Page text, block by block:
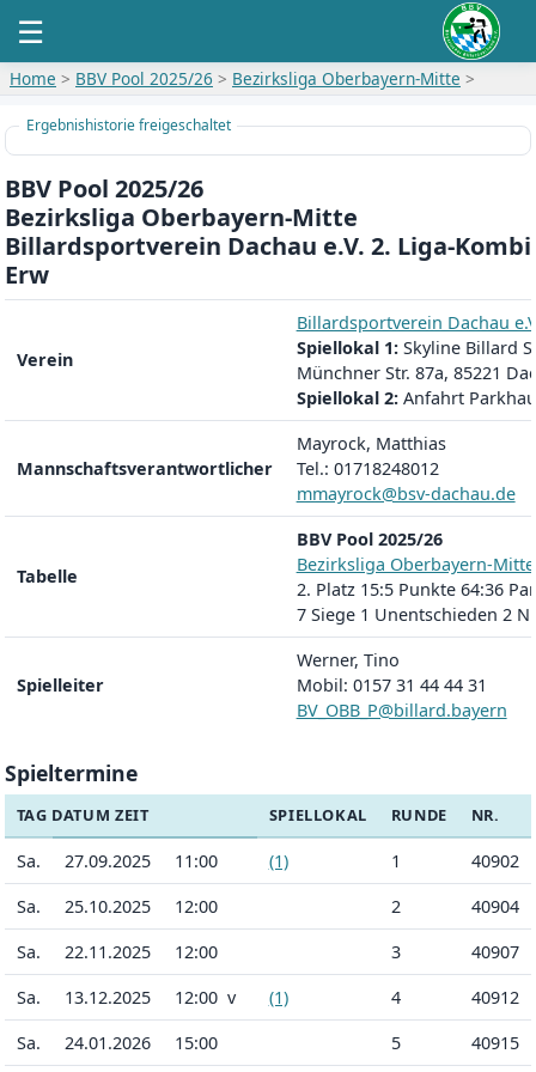
☰
Home > BBV Pool 2025/26 > Bezirksliga Oberbayern-Mitte >
Ergebnishistorie freigeschaltet
BBV Pool 2025/26
Bezirksliga Oberbayern-Mitte
Billardsportverein Dachau e.V. 2. Liga-Kombi
Erw
Verein
Billardsportverein Dachau
Spiellokal 1:Skyline Billard
Münchner Str. 87a, 85221
Spiellokal 2:Anfahrt
Mannschaftsverantwortlicher
Mayrock, Matthias
Tel.: 01718248012
mmayrock@bsv-dachau.de
Tabelle
BBV Pool 2025/26
Bezirksliga Oberbayern-Mitte
2. Platz 15:5 Punkte 64:36
7 Siege 1 Unentschieden 2
Spielleiter
Werner, Tino
Mobil: 0157 31 44 44 31
BV_OBB_P@billard.bayern
Spieltermine
TAG DATUM ZEIT SPIELLOKAL RUNDE NR.
Sa. 27.09.2025 11:00 (1) 1
40902
Sa.
25.10.2025 12:00 2
40904
Sa.
22.11.2025 12:00 3
40907
Sa.
13.12.2025 12:00 v (1) 4
40912
Sa.
24.01.2026 15:00 5 40915